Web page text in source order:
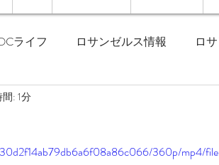
ライフ ロサンゼルス情報 ロ
ディング
サンディエゴフォトウェディング
: 1分
360p/mp4/